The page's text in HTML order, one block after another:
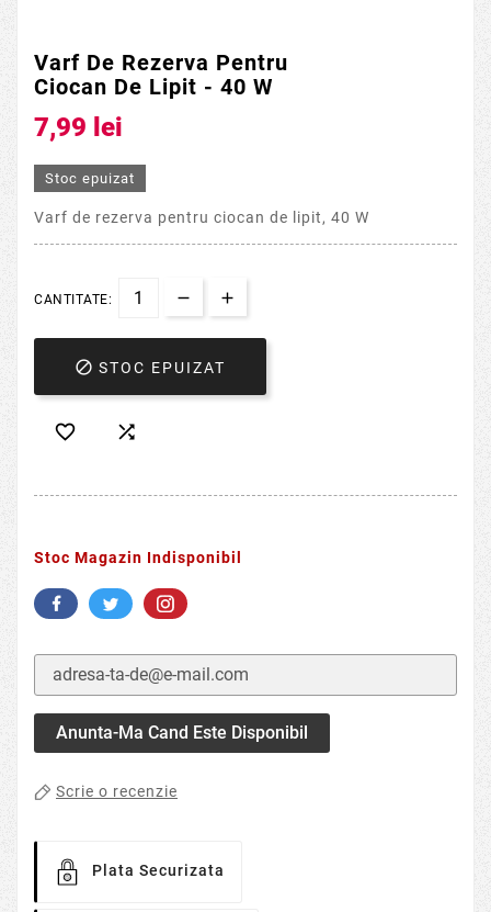
Varf De Rezerva Pentru
Ciocan De Lipit - 40 W
7,99 lei
Stoc epuizat
Varf de rezerva pentru ciocan de lipit, 40 W
CANTITATE:
 STOC EPUIZAT
 
Stoc Magazin Indisponibil
Anunta-Ma Cand Este Disponibil
Scrie o recenzie
Plata Securizata